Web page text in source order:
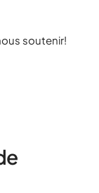
soutenir!